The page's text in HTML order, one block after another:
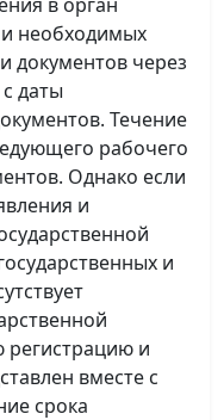
и необходимых
документов через
даты
Течение
рабочего
Однако если
и
и
регистрацию и
вместе с
срока